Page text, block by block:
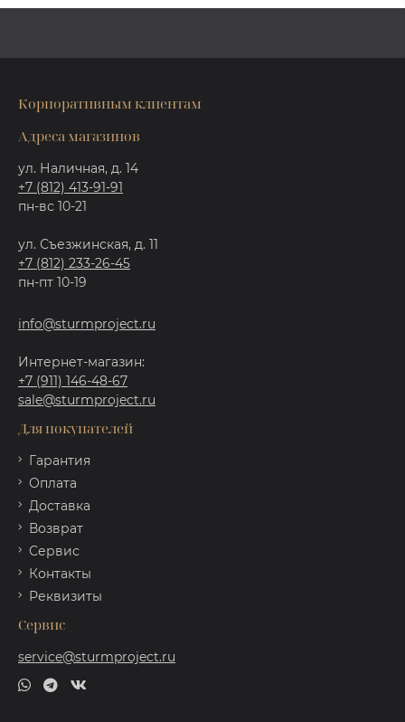
Корпоративным клиентам
Адреса магазинов
ул. Наличная, д. 14
+7 (812) 413-91-91
пн-вс 10-21
ул. Съезжинская, д. 11
+7 (812) 233-26-45
пн-пт 10-19
info@sturmproject.ru
Интернет-магазин:
+7 (911) 146-48-67
sale@sturmproject.ru
Для покупателей
Гарантия
Оплата
Доставка
Возврат
Сервис
Контакты
Реквизиты
Сервис
service@sturmproject.ru